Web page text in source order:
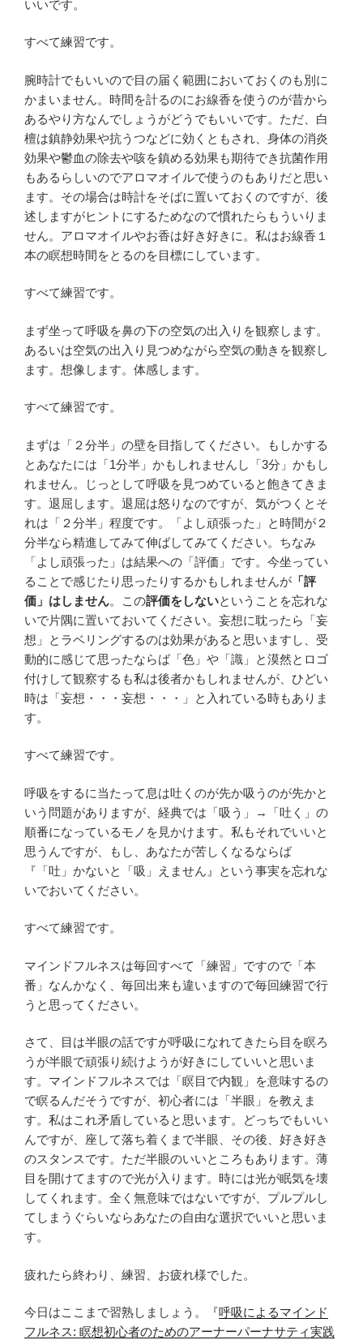
いいです。
すべて練習です。
腕時計でもいいので目の届く範囲においておくのも別に
かまいません。時間を計るのにお線香を使うのが昔から
あるやり方なんでしょうがどうでもいいです。ただ、白
檀は鎮静効果や抗うつなどに効くともされ、身体の消炎
効果や鬱血の除去や咳を鎮める効果も期待でき抗菌作用
もあるらしいのでアロマオイルで使うのもありだと思い
ます。その場合は時計をそばに置いておくのですが、後
述しますがヒントにするためなので慣れたらもういりま
せん。アロマオイルやお香は好き好きに。私はお線香１
本の瞑想時間をとるのを目標にしています。
すべて練習です。
まず坐って呼吸を鼻の下の空気の出入りを観察します。
あるいは空気の出入り見つめながら空気の動きを観察し
ます。想像します。体感します。
すべて練習です。
まずは「２分半」の壁を目指してください。もしかする
とあなたには「1分半」かもしれませんし「3分」かもし
れません。じっとして呼吸を見つめていると飽きてきま
す。退屈します。退屈は怒りなのですが、気がつくとそ
れは「２分半」程度です。「よし頑張った」と時間が２
分半なら精進してみて伸ばしてみてください。ちなみ
「よし頑張った」は結果への「評価」です。今坐ってい
ることで感じたり思ったりするかもしれませんが 「評
価」はしません。この評価をしないということを忘れな
いで片隅に置いておいてください。妄想に耽ったら「妄
想」とラベリングするのは効果があると思いますし、受
動的に感じて思ったならば「色」や「識」と漠然とロゴ
付けして観察するも私は後者かもしれませんが、ひどい
時は「妄想・・・妄想・・・」と入れている時もありま
す。
すべて練習です。
呼吸をするに当たって息は吐くのが先か吸うのが先かと
いう問題がありますが、経典では「吸う」→「吐く」の
順番になっているモノを見かけます。私もそれでいいと
思うんですが、もし、あなたが苦しくなるならば
『「吐」かないと「吸」えません』という事実を忘れな
いでおいてください。
すべて練習です。
マインドフルネスは毎回すべて「練習」ですので「本
番」なんかなく、毎回出来も違いますので毎回練習で行
うと思ってください。
さて、目は半眼の話ですが呼吸になれてきたら目を瞑ろ
うが半眼で頑張り続けようが好きにしていいと思いま
す。マインドフルネスでは「瞑目で内観」を意味するの
で瞑るんだそうですが、初心者には「半眼」を教えま
す。私はこれ矛盾していると思います。どっちでもいい
んですが、座して落ち着くまで半眼、その後、好き好き
のスタンスです。ただ半眼のいいところもあります。薄
目を開けてますので光が入ります。時には光が眠気を壊
してくれます。全く無意味ではないですが、プルプルし
てしまうぐらいならあなたの自由な選択でいいと思いま
す。
疲れたら終わり、練習、お疲れ様でした。
今日はここまで習熟しましょう。『呼吸によるマインド
フルネス: 瞑想初心者のためのアーナーパーナサティ実践